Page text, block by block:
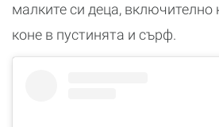
малките си деца, включително
коне в пустинята и сърф.